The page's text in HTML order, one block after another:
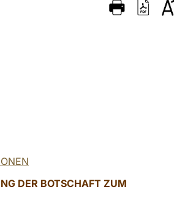
FRANÇAIS
DER BOTSCHAFT ZUM